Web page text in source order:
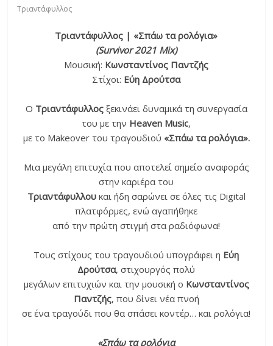
Τριαντάφυλλος
Τριαντάφυλλος | «Σπάω τα ρολόγια»
(Survivor 2021 Mix)
Μουσική: Κωνσταντίνος Παντζής
Στίχοι: Εύη Δρούτσα
Ο Τριαντάφυλλοςξεκινάει δυναμικά τη συνεργασία
του με την Heaven Music,
με το Μakeover του τραγουδιού «Σπάω τα ρολόγια».
Μια μεγάλη επιτυχία που αποτελεί σημείο αναφοράς
στην καριέρα του
Τριαντάφυλλουκαι ήδη σαρώνει σε όλες τις Digital
πλατφόρμες, ενώ αγαπήθηκε
από την πρώτη στιγμή στα ραδιόφωνα!
Τους στίχους του τραγουδιού υπογράφει η Εύη
Δρούτσα, στιχουργός πολύ
μεγάλων επιτυχιών και την μουσική ο Κωνσταντίνος
Παντζής, που δίνει νέα πνοή
σε ένα τραγούδι που θα σπάσει κοντέρ… και ρολόγια!
«Σπάω τα ρολόγια